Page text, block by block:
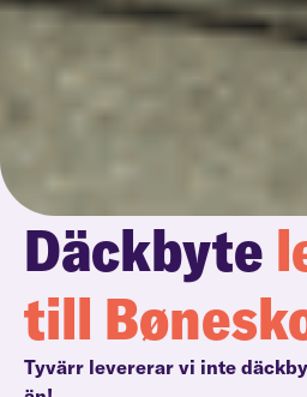
Däckbyte
till
Tyvärr levererar vi inte